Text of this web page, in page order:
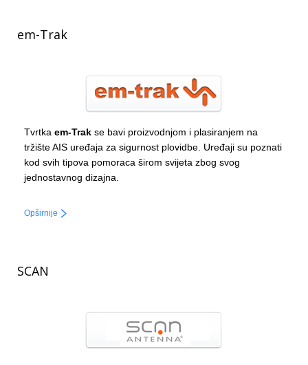
em-Trak
Tvrtka em-Trak se bavi proizvodnjom i plasiranjem na
tržište AIS uređaja za sigurnost plovidbe. Uređaji su poznati
kod svih tipova pomoraca širom svijeta zbog svog
jednostavnog dizajna.
Opširnije
SCAN